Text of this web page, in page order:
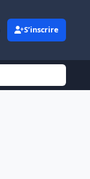
S’inscrire